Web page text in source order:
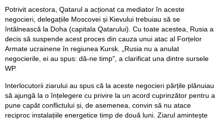
Potrivit acestora, Qatarul a acționat ca mediator în aceste
negocieri, delegațiile Moscovei și Kievului trebuiau să se
întâlnească la Doha (capitala Qatarului). Cu toate acestea, Rusia a
decis să suspende acest proces din cauza unui atac al Forțelor
Armate ucrainene în regiunea Kursk. „Rusia nu a anulat
negocierile, ei au spus: dă-ne timp", a clarificat una dintre sursele
WP.
Interlocutorii ziarului au spus că la aceste negocieri părțile plănuiau
să ajungă la o înțelegere cu privire la un acord cuprinzător pentru a
pune capăt conflictului și, de asemenea, convin să nu atace
reciproc instalațiile energetice timp de două luni. Ziarul amintește